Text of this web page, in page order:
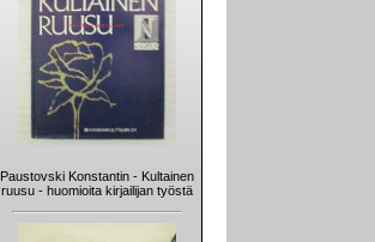
Paustovski Konstantin - Kultainen
ruusu - huomioita kirjailijan työstä